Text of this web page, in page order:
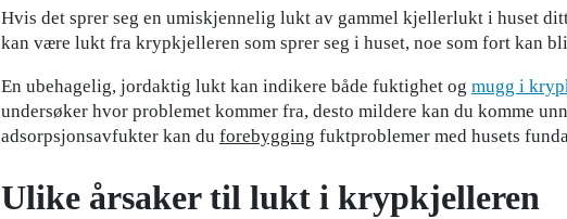
Hvis det sprer seg en umiskjennelig lukt av gammel kjellerlukt i huset
kan være lukt fra krypkjelleren som sprer seg i huset, noe som fort kan
En ubehagelig, jordaktig lukt kan indikere både fuktighet og mugg i
undersøker hvor problemet kommer fra, desto mildere kan du komme
adsorpsjonsavfukter kan du forebygging fuktproblemer med husets
Ulike årsaker til lukt i krypkjelleren